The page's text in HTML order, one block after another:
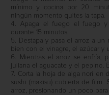
mínimo y cocina por 20
ningún momento quites la tapa.
4. Apaga el fuego el fuego y
durante 15 minutos.
5. Destapa y pasa el arroz a
bien con el vinagre, el azúcar y
6. Mientras el arroz se enfría,
juliana el aguacate y el pepino.
7. Corta la hoja de alga nori en
sushi (makisu) cubierta de
arroz, presionando un poco